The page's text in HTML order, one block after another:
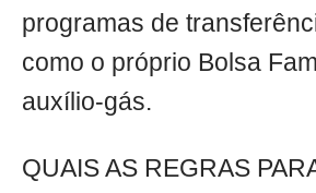
programas de
como o próprio Bolsa
auxílio-gás.
QUAIS AS REGRAS